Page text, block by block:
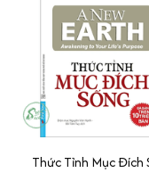
Thức Tỉnh Mục Đích